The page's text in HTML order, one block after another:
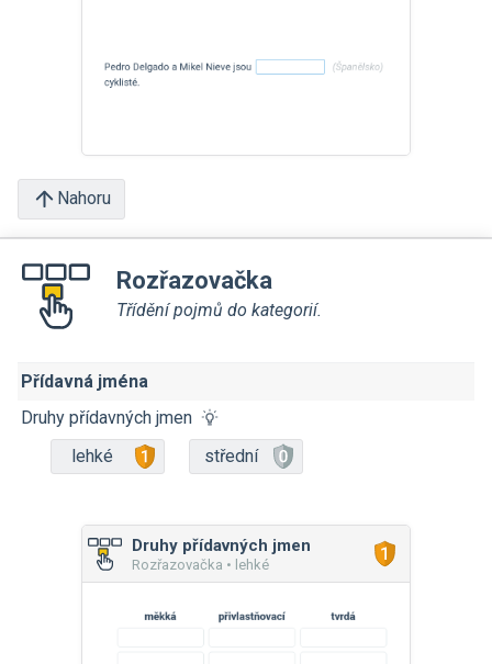
Nahoru
Rozřazovačka
Třídění pojmů do kategorií.
Přídavná jména
Druhy přídavných jmen
lehké
střední
Druhy přídavných jmen
Rozřazovačka • lehké